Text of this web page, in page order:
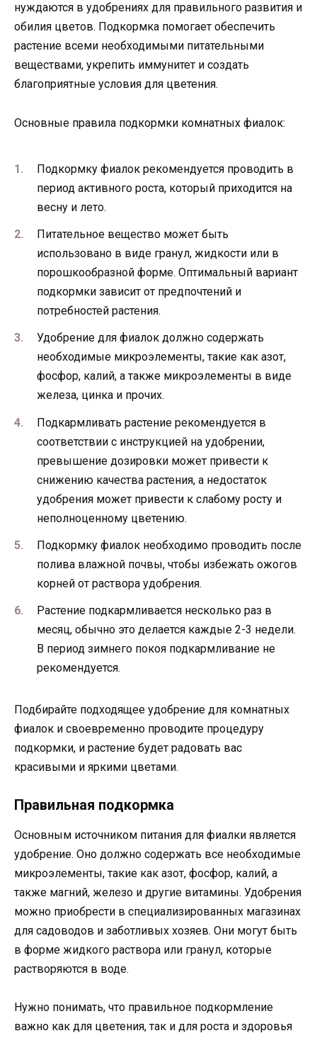
нуждаются в удобрениях для правильного развития и
обилия цветов. Подкормка помогает обеспечить
растение всеми необходимыми питательными
веществами, укрепить иммунитет и создать
благоприятные условия для цветения.
Основные правила подкормки комнатных фиалок:
Подкормку фиалок рекомендуется проводить в
период активного роста, который приходится на
весну и лето.
Питательное вещество может быть
использовано в виде гранул, жидкости или в
порошкообразной форме. Оптимальный вариант
подкормки зависит от предпочтений и
потребностей растения.
Удобрение для фиалок должно содержать
необходимые микроэлементы, такие как азот,
фосфор, калий, а также микроэлементы в виде
железа, цинка и прочих.
Подкармливать растение рекомендуется в
соответствии с инструкцией на удобрении,
превышение дозировки может привести к
снижению качества растения, а недостаток
удобрения может привести к слабому росту и
неполноценному цветению.
Подкормку фиалок необходимо проводить после
полива влажной почвы, чтобы избежать ожогов
корней от раствора удобрения.
Растение подкармливается несколько раз в
месяц, обычно это делается каждые 2-3 недели.
В период зимнего покоя подкармливание не
рекомендуется.
Подбирайте подходящее удобрение для комнатных
фиалок и своевременно проводите процедуру
подкормки, и растение будет радовать вас
красивыми и яркими цветами.
Правильная подкормка
Основным источником питания для фиалки является
удобрение. Оно должно содержать все необходимые
микроэлементы, такие как азот, фосфор, калий, а
также магний, железо и другие витамины. Удобрения
можно приобрести в специализированных магазинах
для садоводов и заботливых хозяев. Они могут быть
в форме жидкого раствора или гранул, которые
растворяются в воде.
Нужно понимать, что правильное подкормление
важно как для цветения, так и для роста и здоровья